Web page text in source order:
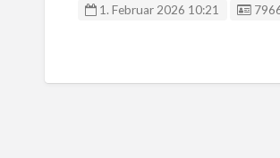
1. Februar 2026 10:21